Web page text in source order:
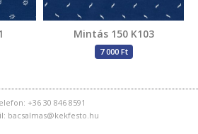
Mintás 150 K103
7 000 Ft
+36 30 846 8591
bacsalmas@kekfesto.hu